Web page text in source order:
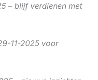
– blijf verdienen met
11-2025 voor